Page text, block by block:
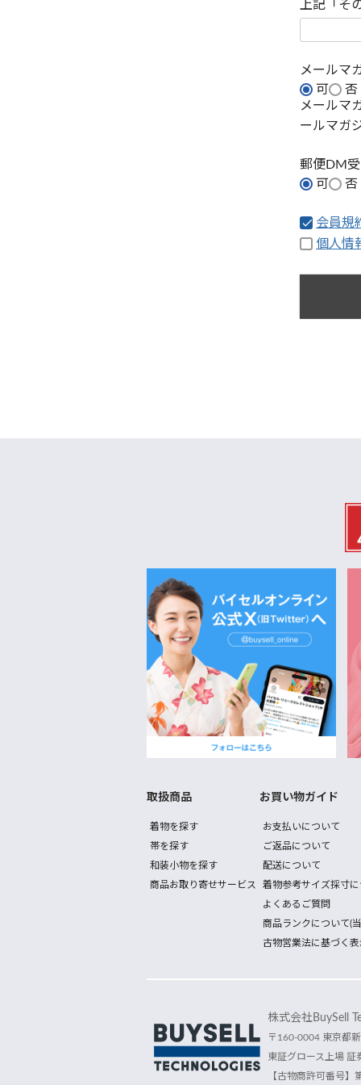
上記「そ
メールマ
可
否
メールマ
ールマガ
郵便DM
可
否
会員規
個人情
取扱商品
着物を探す
帯を探す
和装小物を探す
商品お取り寄せサービス
お買い物ガイド
お支払いについて
ご返品について
配送について
着物参考サイズ採寸
よくあるご質問
商品ランクについて(
古物営業法に基づく表
株式会社BuySell
〒160-0004 東京都
東証グロース上場 証
【古物商許可番号